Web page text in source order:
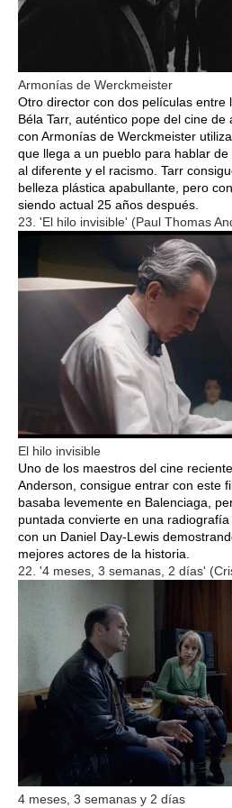
Armonías de Werckmeister
Otro director con dos películas entre
Béla Tarr, auténtico pope del cine
con Armonías de Werckmeister
que llega a un pueblo para hablar
al diferente y el racismo. Tarr
belleza plástica apabullante, pero
siendo actual 25 años después.
23. 'El hilo invisible' (Paul Thomas
El hilo invisible
Uno de los maestros del cine
Anderson, consigue entrar con este
basaba levemente en Balenciaga,
puntada convierte en una
con un Daniel Day-Lewis
mejores actores de la historia.
22. '4 meses, 3 semanas, 2 días'
4 meses, 3 semanas y 2 días